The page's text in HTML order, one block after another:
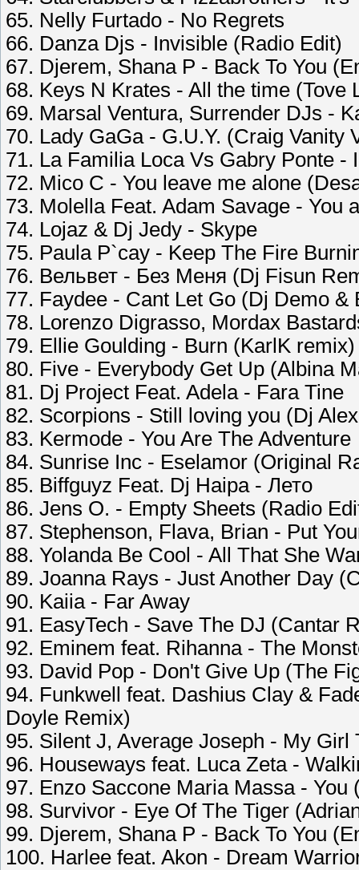
65. Nelly Furtado - No Regrets
66. Danza Djs - Invisible (Radio Edit)
67. Djerem, Shana P - Back To You
68. Keys N Krates - All the time (Tove
69. Marsal Ventura, Surrender DJs -
70. Lady GaGa - G.U.Y. (Craig Vanity
71. La Familia Loca Vs Gabry Ponte -
72. Mico C - You leave me alone
73. Molella Feat. Adam Savage - You
74. Lojaz & Dj Jedy - Skype
75. Paula P`cay - Keep The Fire
76. Вельвет - Без Меня (Dj Fisun
77. Faydee - Cant Let Go (Dj Demo &
78. Lorenzo Digrasso, Mordax
79. Ellie Goulding - Burn (KarlK remix)
80. Five - Everybody Get Up (Albina
81. Dj Project Feat. Adela - Fara Tine
82. Scorpions - Still loving you (Dj
83. Kermode - You Are The Adventure
84. Sunrise Inc - Eselamor (Original
85. Biffguyz Feat. Dj Haipa - Лето
86. Jens O. - Empty Sheets (Radio
87. Stephenson, Flava, Brian - Put
88. Yolanda Be Cool - All That She
89. Joanna Rays - Just Another Day
90. Kaiia - Far Away
91. EasyTech - Save The DJ (Cantar
92. Eminem feat. Rihanna - The
93. David Pop - Don't Give Up (The
94. Funkwell feat. Dashius Clay &
Doyle Remix)
95. Silent J, Average Joseph - My
96. Houseways feat. Luca Zeta -
97. Enzo Saccone Maria Massa - You
98. Survivor - Eye Of The Tiger
99. Djerem, Shana P - Back To You
100. Harlee feat. Akon - Dream